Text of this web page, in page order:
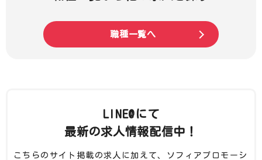
職種一覧へ
LINE@にて
最新の求人情報配信中！
こちらのサイト掲載の求人に加えて、ソフィアプロモーシ